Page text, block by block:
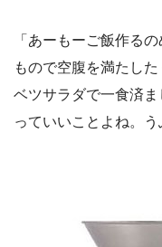
「あーもーご飯作る
もので空腹を満たし
ベツサラダで一食済
っていいことよね。う